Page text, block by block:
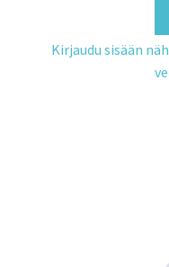
Kirjaudu sisään